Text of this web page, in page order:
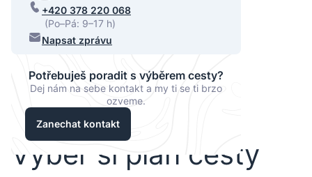
+420 378 220 068
(Po–Pá: 9–17 h)
Napsat zprávu
Potřebuješ poradit s výběrem cesty?
Dej nám na sebe kontakt a my ti se ti brzo
ozveme.
Zanechat kontakt
Vyber si plán cesty